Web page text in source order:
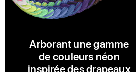
Arborant une gamme
de couleurs néon
inspirée des drapeaux